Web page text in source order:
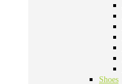
Shoes